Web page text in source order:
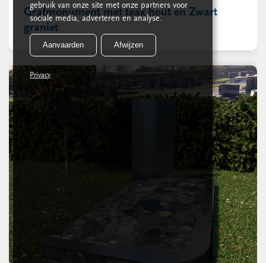
Grafmonument met teak hout en Zwart
graniet
gebruik van onze site met onze partners voor
sociale media, adverteren en analyse.
Aanvaarden Afwijzen
Privacy